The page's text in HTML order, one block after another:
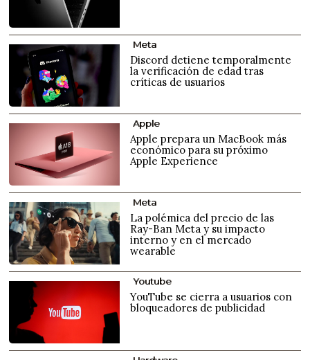
Meta
Discord detiene temporalmente
la verificación de edad tras
críticas de usuarios
Apple
Apple prepara un MacBook más
económico para su próximo
Apple Experience
Meta
La polémica del precio de las
Ray-Ban Meta y su impacto
interno y en el mercado
wearable
Youtube
YouTube se cierra a usuarios con
bloqueadores de publicidad